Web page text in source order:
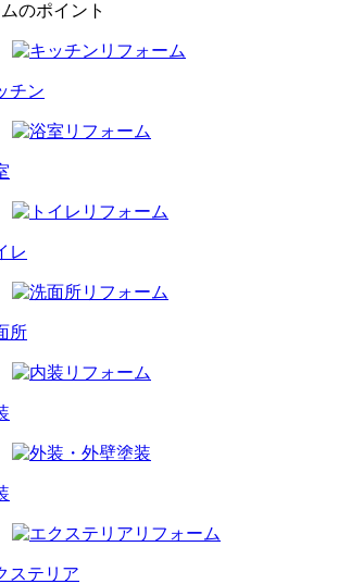
のポイント
チン
レ
所
ステリア